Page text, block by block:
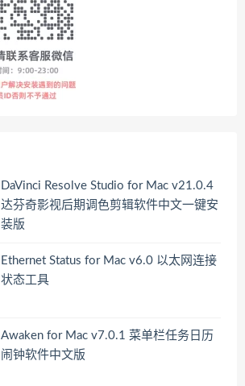
DaVinci Resolve Studio for Mac v21.0.4
达芬奇影视后期调色剪辑软件中文一键安
装版
Ethernet Status for Mac v6.0 以太网连接
状态工具
Awaken for Mac v7.0.1 菜单栏任务日历
闹钟软件中文版